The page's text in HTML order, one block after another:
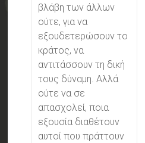
βλάβη των άλλων
ούτε, για να
εξουδετερώσουν το
κράτος, να
αντιτάσσουν τη δική
τους δύναμη. Αλλά
ούτε να σε
απασχολεί, ποια
εξουσία διαθέτουν
αυτοί που πράττουν